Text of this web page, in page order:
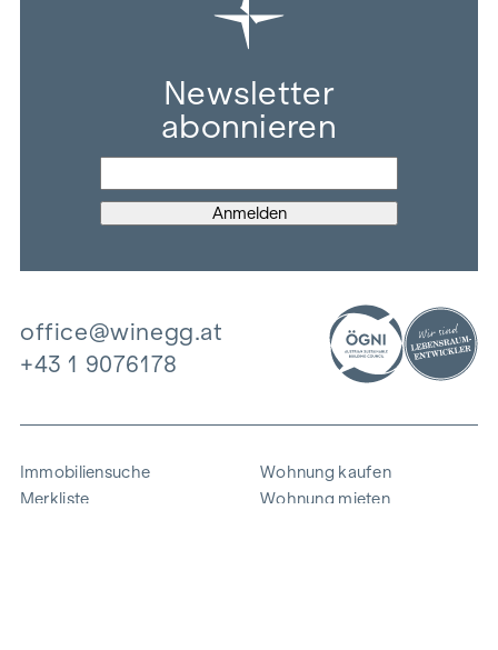
Newsletter
abonnieren
office@winegg.at
+43 1 9076178
Immobiliensuche
Merkliste
Wohnung kaufen
Wohnung mieten